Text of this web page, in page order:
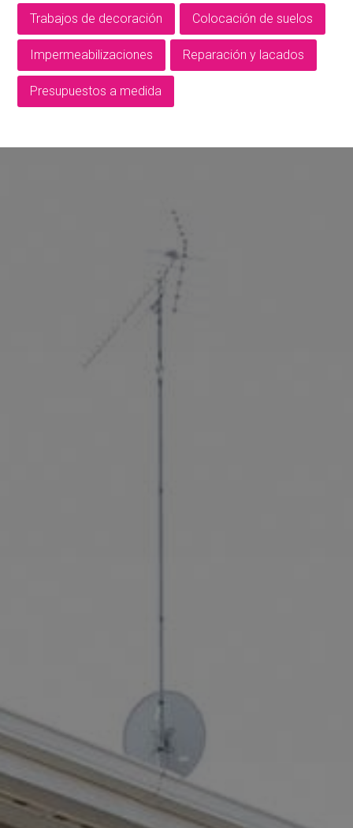
Trabajos de decoración Colocación de suelos
Impermeabilizaciones Reparación y lacados
Presupuestos a medida